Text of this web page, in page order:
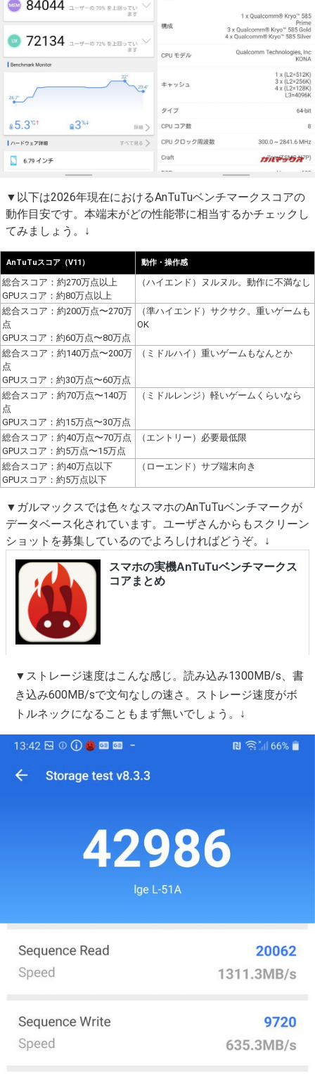
▼以下は2026年現在におけるAnTuTuベンチマークスコアの
動作目安です。本端末がどの性能帯に相当するかチェックし
てみましょう。↓
AnTuTuスコア（V11） 動作・操作感
総合スコア：約270万点以上
GPUスコア：約80万点以上
（ハイエンド）ヌルヌル。動作に不満なし
総合スコア：約200万点〜270万
点
GPUスコア：約60万点〜80万点
（準ハイエンド）サクサク。重いゲームも
OK
総合スコア：約140万点〜200万
点
GPUスコア：約30万点〜60万点
（ミドルハイ）重いゲームもなんとか
総合スコア：約70万点〜140万
点
GPUスコア：約15万点〜30万点
（ミドルレンジ）軽いゲームくらいなら
総合スコア：約40万点〜70万点
GPUスコア：約5万点〜15万点
（エントリー）必要最低限
総合スコア：約40万点以下
GPUスコア：約5万点以下
（ローエンド）サブ端末向き
▼ガルマックスでは色々なスマホのAnTuTuベンチマークが
データベース化されています。ユーザさんからもスクリーン
ショットを募集しているのでよろしければどうぞ。↓
▼ストレージ速度はこんな感じ。読み込み1300MB/s、書
き込み600MB/sで文句なしの速さ。ストレージ速度がボ
トルネックになることもまず無いでしょう。↓